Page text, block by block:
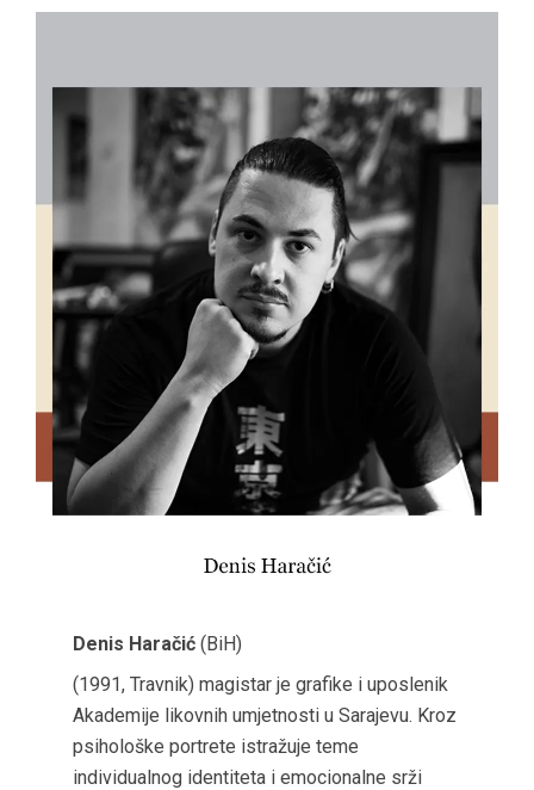
Denis Haračić (BiH)
(1991, Travnik) magistar je grafike i uposlenik
Akademije likovnih umjetnosti u Sarajevu. Kroz
psihološke portrete istražuje teme
individualnog identiteta i emocionalne srži